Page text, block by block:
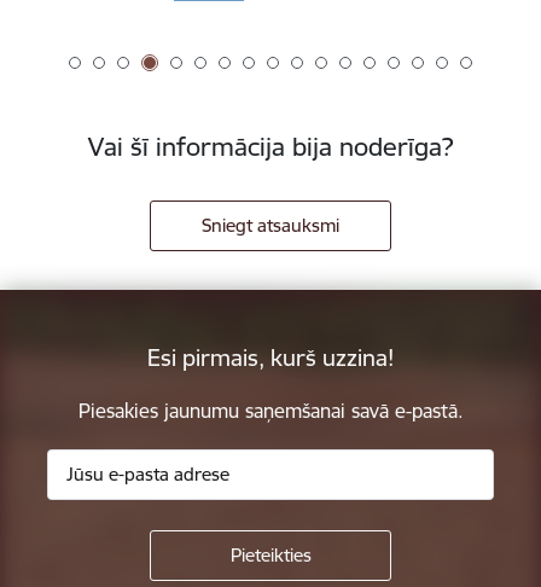
Vai šī informācija bija noderīga?
Sniegt atsauksmi
Esi pirmais, kurš uzzina!
Piesakies jaunumu saņemšanai savā e-pastā.